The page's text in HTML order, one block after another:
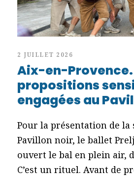
2 JUILLET 2026
Aix-en-Provence.
propositions
engagées au
Pour la présentation de la
Pavillon noir, le ballet
ouvert le bal en plein air,
C’est un rituel. Avant de